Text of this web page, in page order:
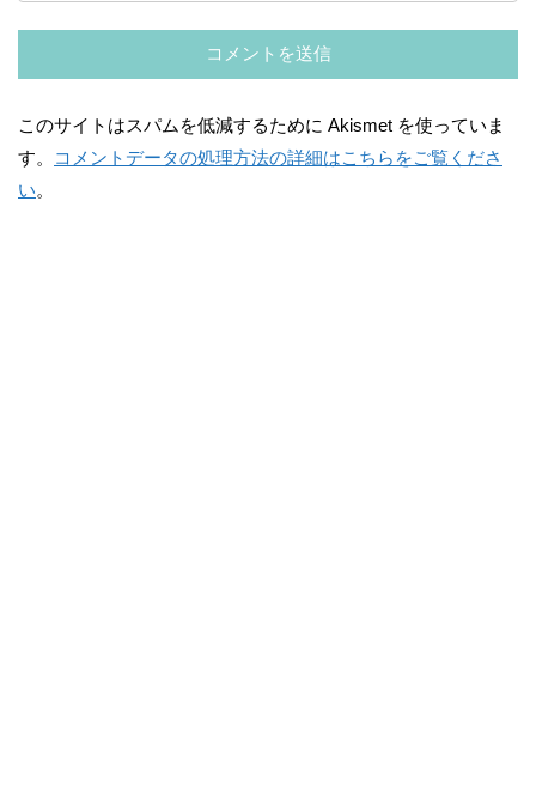
このサイトはスパムを低減するために Akismet を使っていま
す。
コメントデータの処理方法の詳細はこちらをご覧くださ
い。